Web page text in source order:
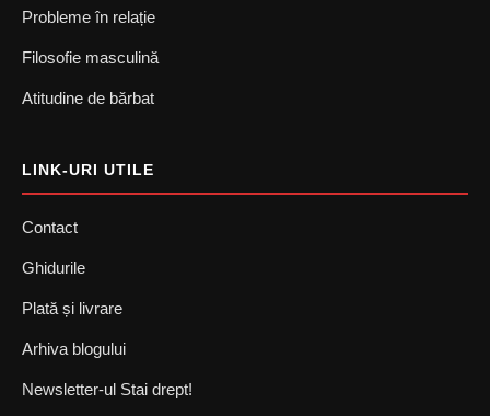
Probleme în relație
Filosofie masculină
Atitudine de bărbat
LINK-URI UTILE
Contact
Ghidurile
Plată și livrare
Arhiva blogului
Newsletter-ul Stai drept!